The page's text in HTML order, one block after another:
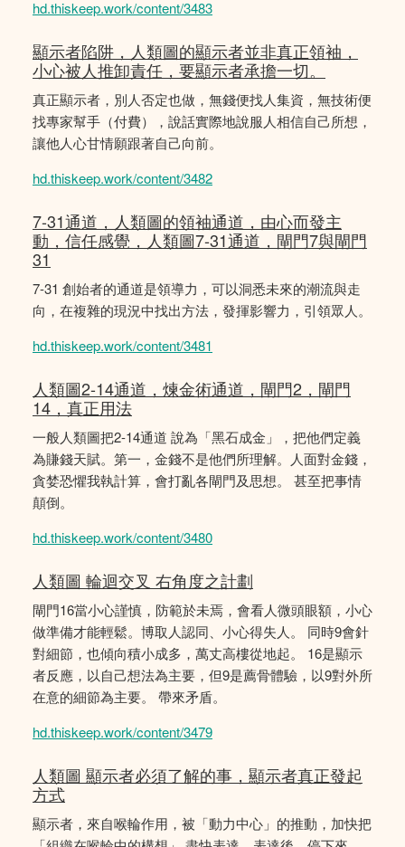
hd.thiskeep.work/content/3483
顯示者陷阱，人類圖的顯示者並非真正領袖，
小心被人推卸責任，要顯示者承擔一切。
真正顯示者，別人否定也做，無錢便找人集資，無技術便
找專家幫手（付費），說話實際地說服人相信自己所想，
讓他人心甘情願跟著自己向前。
hd.thiskeep.work/content/3482
7-31通道，人類圖的領袖通道，由心而發主
動，信任感覺，人類圖7-31通道，閘門7與閘門
31
7-31 創始者的通道是領導力，可以洞悉未來的潮流與走
向，在複雜的現況中找出方法，發揮影響力，引領眾人。
hd.thiskeep.work/content/3481
人類圖2-14通道，煉金術通道，閘門2，閘門
14，真正用法
一般人類圖把2-14通道 說為「黑石成金」，把他們定義
為賺錢天賦。第一，金錢不是他們所理解。人面對金錢，
貪婪恐懼我執計算，會打亂各閘門及思想。 甚至把事情
顛倒。
hd.thiskeep.work/content/3480
人類圖 輪迴交叉 右角度之計劃
閘門16當小心謹慎，防範於未焉，會看人微頭眼額，小心
做準備才能輕鬆。博取人認同、小心得失人。 同時9會針
對細節，也傾向積小成多，萬丈高樓從地起。 16是顯示
者反應，以自己想法為主要，但9是薦骨體驗，以9對外所
在意的細節為主要。 帶來矛盾。
hd.thiskeep.work/content/3479
人類圖 顯示者必須了解的事，顯示者真正發起
方式
顯示者，來自喉輪作用，被「動力中心」的推動，加快把